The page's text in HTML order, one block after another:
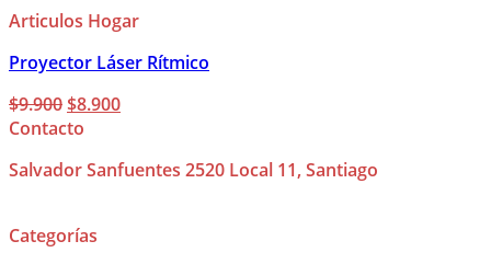
Articulos Hogar
Proyector Láser Rítmico
$9.900El
precio
era:
$8.900El
es:
Contacto
Salvador Sanfuentes 2520 Local 11, Santiago
Categorías